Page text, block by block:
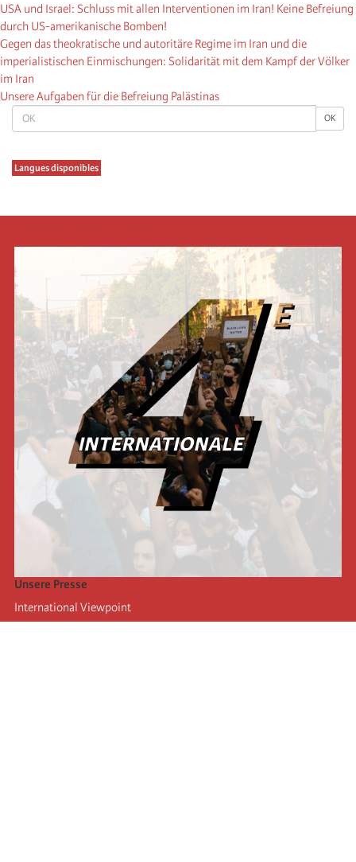
OK OK
Langues disponibles
USA und Israel: Schluss mit allen Interventionen im Iran! Keine Befreiung
durch US-amerikanische Bomben!
Gegen das theokratische und autoritäre Regime im Iran und die
imperialistischen Einmischungen: Solidarität mit dem Kampf der Völker
im Iran
Unsere Aufgaben für die Befreiung Palästinas
Unsere Presse
International Viewpoint